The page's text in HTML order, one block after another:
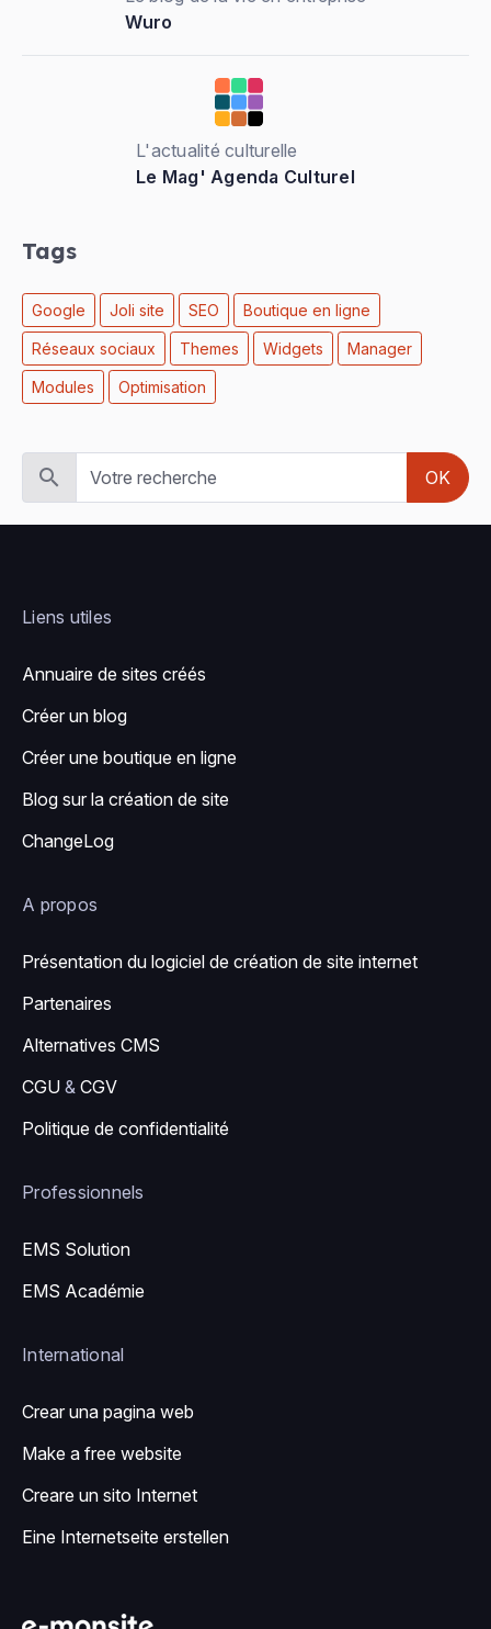
Wuro
L'actualité culturelle
Le Mag' Agenda Culturel
Tags
Google Joli site SEO Boutique en ligne
Réseaux sociaux Themes Widgets Manager
Modules Optimisation
OK
Liens utiles
Annuaire de sites créés
Créer un blog
Créer une boutique en ligne
Blog sur la création de site
ChangeLog
A propos
Présentation du logiciel de création de site internet
Partenaires
Alternatives CMS
CGU & CGV
Politique de confidentialité
Professionnels
EMS Solution
EMS Académie
International
Crear una pagina web
Make a free website
Creare un sito Internet
Eine Internetseite erstellen